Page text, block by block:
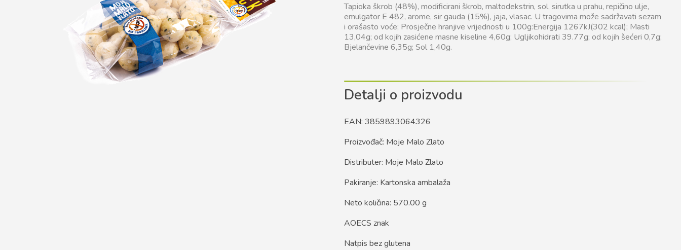
Tapioka škrob (48%), modificirani škrob, maltodekstrin, sol, sirutka u prahu, repičino ulje,
emulgator E 482, arome, sir gauda (15%), jaja, vlasac. U tragovima može sadržavati sezam
i orašasto voće; Prosječne hranjive vrijednosti u 100g:Energija 1267kJ(302 kcal); Masti
13,04g; od kojih zasićene masne kiseline 4,60g; Ugljikohidrati 39.77g; od kojih šećeri 0,7g;
Bjelančevine 6,35g; Sol 1,40g.
Detalji o proizvodu
EAN: 3859893064326
Proizvođač: Moje Malo Zlato
Distributer: Moje Malo Zlato
Pakiranje: Kartonska ambalaža
Neto količina: 570.00 g
AOECS znak
Natpis bez glutena